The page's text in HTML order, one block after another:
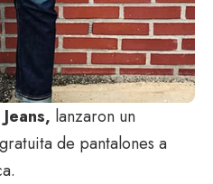
lanzaron un
de pantalones a